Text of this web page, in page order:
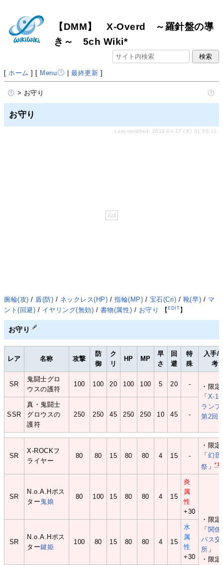
【DMM】 X-Overd ～羅針盤の導
き～ 5ch Wiki*
[ ホーム ] [ Menu |最終更新 ]
> お守り
お守り
Last-modified: 2019-04-17 (水) 01:56:13
腕輪(攻) / 盾(防) / ネックレス(HP) /指輪(MP) / 宝石(Cri) / 靴(早) / マ
ント(回避) / イヤリング(無効) / 書物(属性) / お守り 【EDIT 】
お守り
レア 名称 攻撃
防
御
ク
リ
HP MP
早
さ
回
避
特
殊
入手/
考
SR
鬼闘士グロ
ウスの護符
100 100 20 100 100 5 20 -
・限定
「 X-1
ランプ
第2回
SSR
真・鬼闘士
グロウスの
護符
250 250 45 250 250 10 45 -
SR
X-ROCKフ
ライヤー
80 80 15 80 80 4 15 -
・限定
「 幻音
祭 」*1
SR
N.o.A.Hポス
ター 鬼娘
80 100 15 80 80 4 15
炎
属
性
+30
・限定
「 関係
パス交
所 」
・限定
SR
N.o.A.Hポス
ター鍵姫
100 80 15 80 80 4 15
水
属
性
+30